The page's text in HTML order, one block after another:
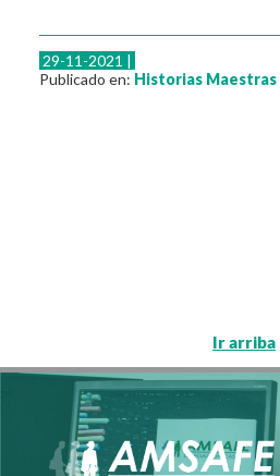
29-11-2021 |
Publicado en: Historias Maestras
Ir arriba